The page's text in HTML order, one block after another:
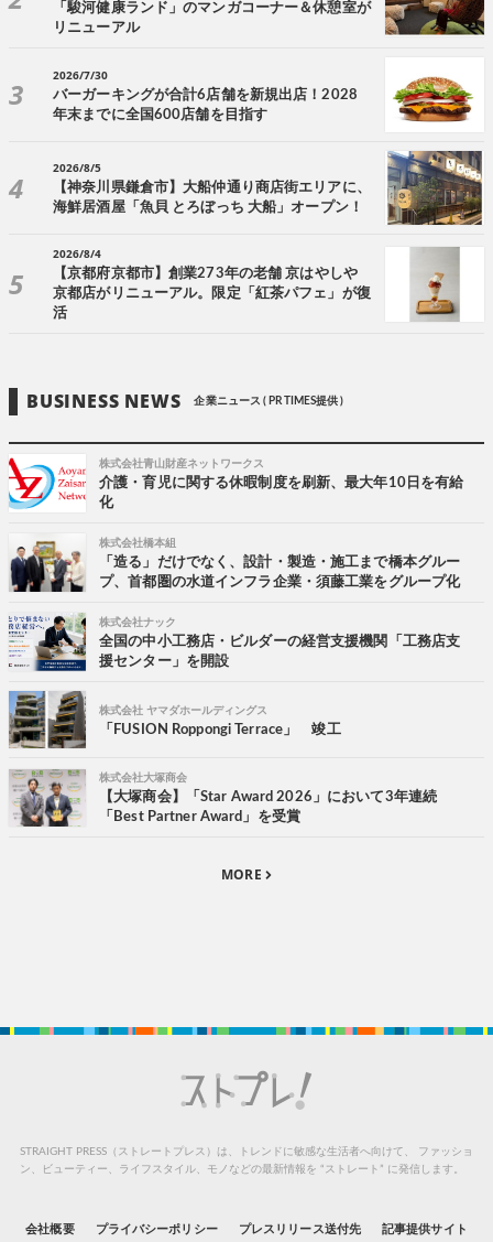
「駿河健康ランド」のマンガコーナー＆休憩室が
リニューアル
2026/7/30
バーガーキングが合計6店舗を新規出店！2028
年末までに全国600店舗を目指す
2026/8/5
【神奈川県鎌倉市】大船仲通り商店街エリアに、
海鮮居酒屋「魚貝 とろぼっち 大船」オープン！
2026/8/4
【京都府京都市】創業273年の老舗 京はやしや
京都店がリニューアル。限定「紅茶パフェ」が復
活
BUSINESS NEWS 企業ニュース ( PR TIMES提供 )
株式会社青山財産ネットワークス
介護・育児に関する休暇制度を刷新、最大年10日を有給
化
株式会社橋本組
「造る」だけでなく、設計・製造・施工まで橋本グルー
プ、首都圏の水道インフラ企業・須藤工業をグループ化
株式会社ナック
全国の中小工務店・ビルダーの経営支援機関「工務店支
援センター」を開設
株式会社 ヤマダホールディングス
「FUSION Roppongi Terrace」 竣工
株式会社大塚商会
【大塚商会】「Star Award 2026」において3年連続
「Best Partner Award」を受賞
MORE
STRAIGHT PRESS（ストレートプレス）は、トレンドに敏感な生活者へ向けて、
ファッショ
ン、ビューティー、ライフスタイル、モノなどの最新情報を “ストレート” に発信します。
会社概要 プライバシーポリシー プレスリリース送付先 記事提供サイト